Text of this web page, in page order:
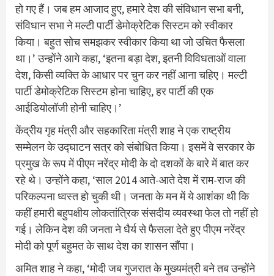
हो गए हैं। जब हम आजाद हुए, हमारे देश की संविधान सभा बनी,
संविधान सभा ने मल्टी पार्टी डेमोक्रेटिक सिस्टम को स्वीकार
किया। बहुत सोच समझकर स्वीकार किया था जो उचित फैसला
था।’ उन्होंने आगे कहा, ‘इतना बड़ा देश, इतनी विविधताओं वाला
देश, किसी व्यक्ति के आधार पर चुन कर नहीं आना चहिए। मल्टी
पार्टी डेमोक्रेटिक सिस्टम होना चाहिए, हर पार्टी की एक
आईडियोलॉजी होनी चाहिए।’
केंद्रीय गृह मंत्री और सहकारिता मंत्री शाह ने एक राष्ट्रीय
सम्मेलन के उद्घाटन सत्र को संबोधित किया। इसमें वे सरकार के
प्रमुख के रूप में पीएम नरेंद्र मोदी के दो दशकों के बारे में बात कर
रहे थे। उन्होंने कहा, ‘साल 2014 आते-आते देश में राम-राज की
परिकल्पना ध्वस्त हो चुकी थी। जनता के मन में ये आशंका थी कि
कहीं हमारी बहुपक्षीय लोकतांत्रिक संसदीय व्यवस्था फेल तो नहीं हो
गई। लेकिन देश की जनता ने धैर्य से फैसला देते हुए पीएम नरेंद्र
मोदी को पूर्ण बहुमत के साथ देश का शासन सौंपा।
अमित शाह ने कहा, ‘मोदी जब गुजरात के मुख्यमंत्री बने तब उन्होंने